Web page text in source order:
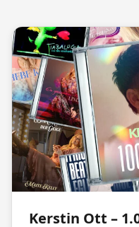
Kerstin Ott –